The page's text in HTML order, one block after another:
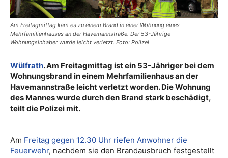
Am Freitagmittag kam es zu einem Brand in einer Wohnung eines
Mehrfamilienhauses an der Havemannstraße. Der 53-Jährige
Wohnungsinhaber wurde leicht verletzt. Foto: Polizei
Wülfrath. Am Freitagmittag ist ein 53-Jähriger bei dem
Wohnungsbrand in einem Mehrfamilienhaus an der
Havemannstraße leicht verletzt worden. Die Wohnung
des Mannes wurde durch den Brand stark beschädigt,
teilt die Polizei mit.
Am Freitag gegen 12.30 Uhr riefen Anwohner die
Feuerwehr, nachdem sie den Brandausbruch festgestellt